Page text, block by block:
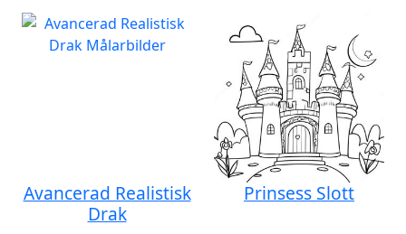
Avancerad Realistisk
Drak
Prinsess Slott